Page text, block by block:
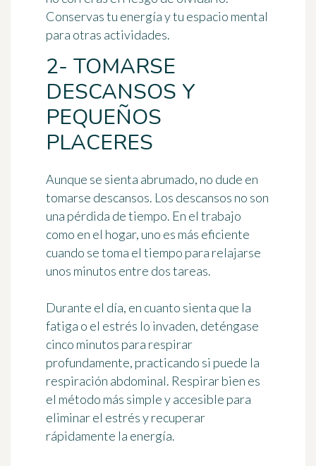
Conservas tu energía y tu espacio mental
para otras actividades.
2- TOMARSE
DESCANSOS Y
PEQUEÑOS
PLACERES
Aunque se sienta abrumado, no dude en
tomarse descansos. Los descansos no son
una pérdida de tiempo. En el trabajo
como en el hogar, uno es más eficiente
cuando se toma el tiempo para relajarse
unos minutos entre dos tareas.
Durante el día, en cuanto sienta que la
fatiga o el estrés lo invaden, deténgase
cinco minutos para respirar
profundamente, practicando si puede la
respiración abdominal. Respirar bien es
el método más simple y accesible para
eliminar el estrés y recuperar
rápidamente la energía.